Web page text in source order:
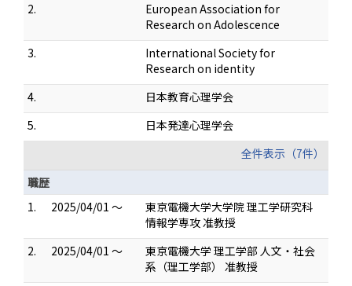
2.
European Association for
Research on Adolescence
3.
International Society for
Research on identity
4.
日本教育心理学会
5.
日本発達心理学会
全件表示（7件）
職歴
1.
2025/04/01 ～
東京電機大学大学院 理工学研究科
情報学専攻 准教授
2.
2025/04/01 ～
東京電機大学 理工学部 人文・社会
系（理工学部） 准教授